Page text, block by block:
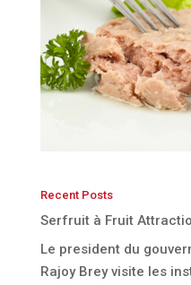
Recent Posts
Serfruit à Fruit
Le president du
Rajoy Brey visite les